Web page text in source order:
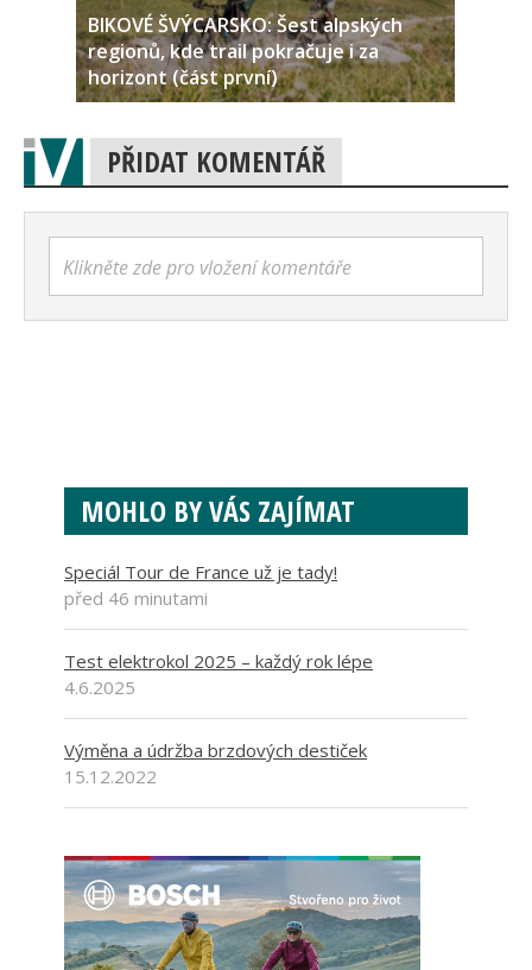
BIKOVÉ ŠVÝCARSKO: Šest alpských
regionů, kde trail pokračuje i za
horizont (část první)
PŘIDAT KOMENTÁŘ
Klikněte zde pro vložení komentáře
MOHLO BY VÁS ZAJÍMAT
Speciál Tour de France už je tady!
před 46 minutami
Test elektrokol 2025 – každý rok lépe
4.6.2025
Výměna a údržba brzdových destiček
15.12.2022